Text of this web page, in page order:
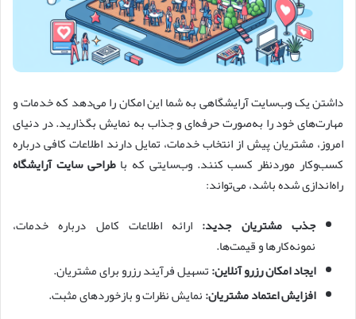
داشتن یک وب‌سایت آرایشگاهی به شما این امکان را می‌دهد که خدمات و
مهارت‌های خود را به‌صورت حرفه‌ای و جذاب به نمایش بگذارید. در دنیای
امروز، مشتریان پیش از انتخاب خدمات، تمایل دارند اطلاعات کافی درباره
کسب‌وکار موردنظر کسب کنند. وب‌سایتی که باطراحی سایت آرایشگاه
راه‌اندازی شده باشد، می‌تواند:
جذب مشتریان جدید: ارائه اطلاعات کامل درباره خدمات،
نمونه‌کارها و قیمت‌ها.
ایجاد امکان رزرو آنلاین:تسهیل فرآیند رزرو برای مشتریان.
افزایش اعتماد مشتریان:نمایش نظرات و بازخوردهای مثبت.